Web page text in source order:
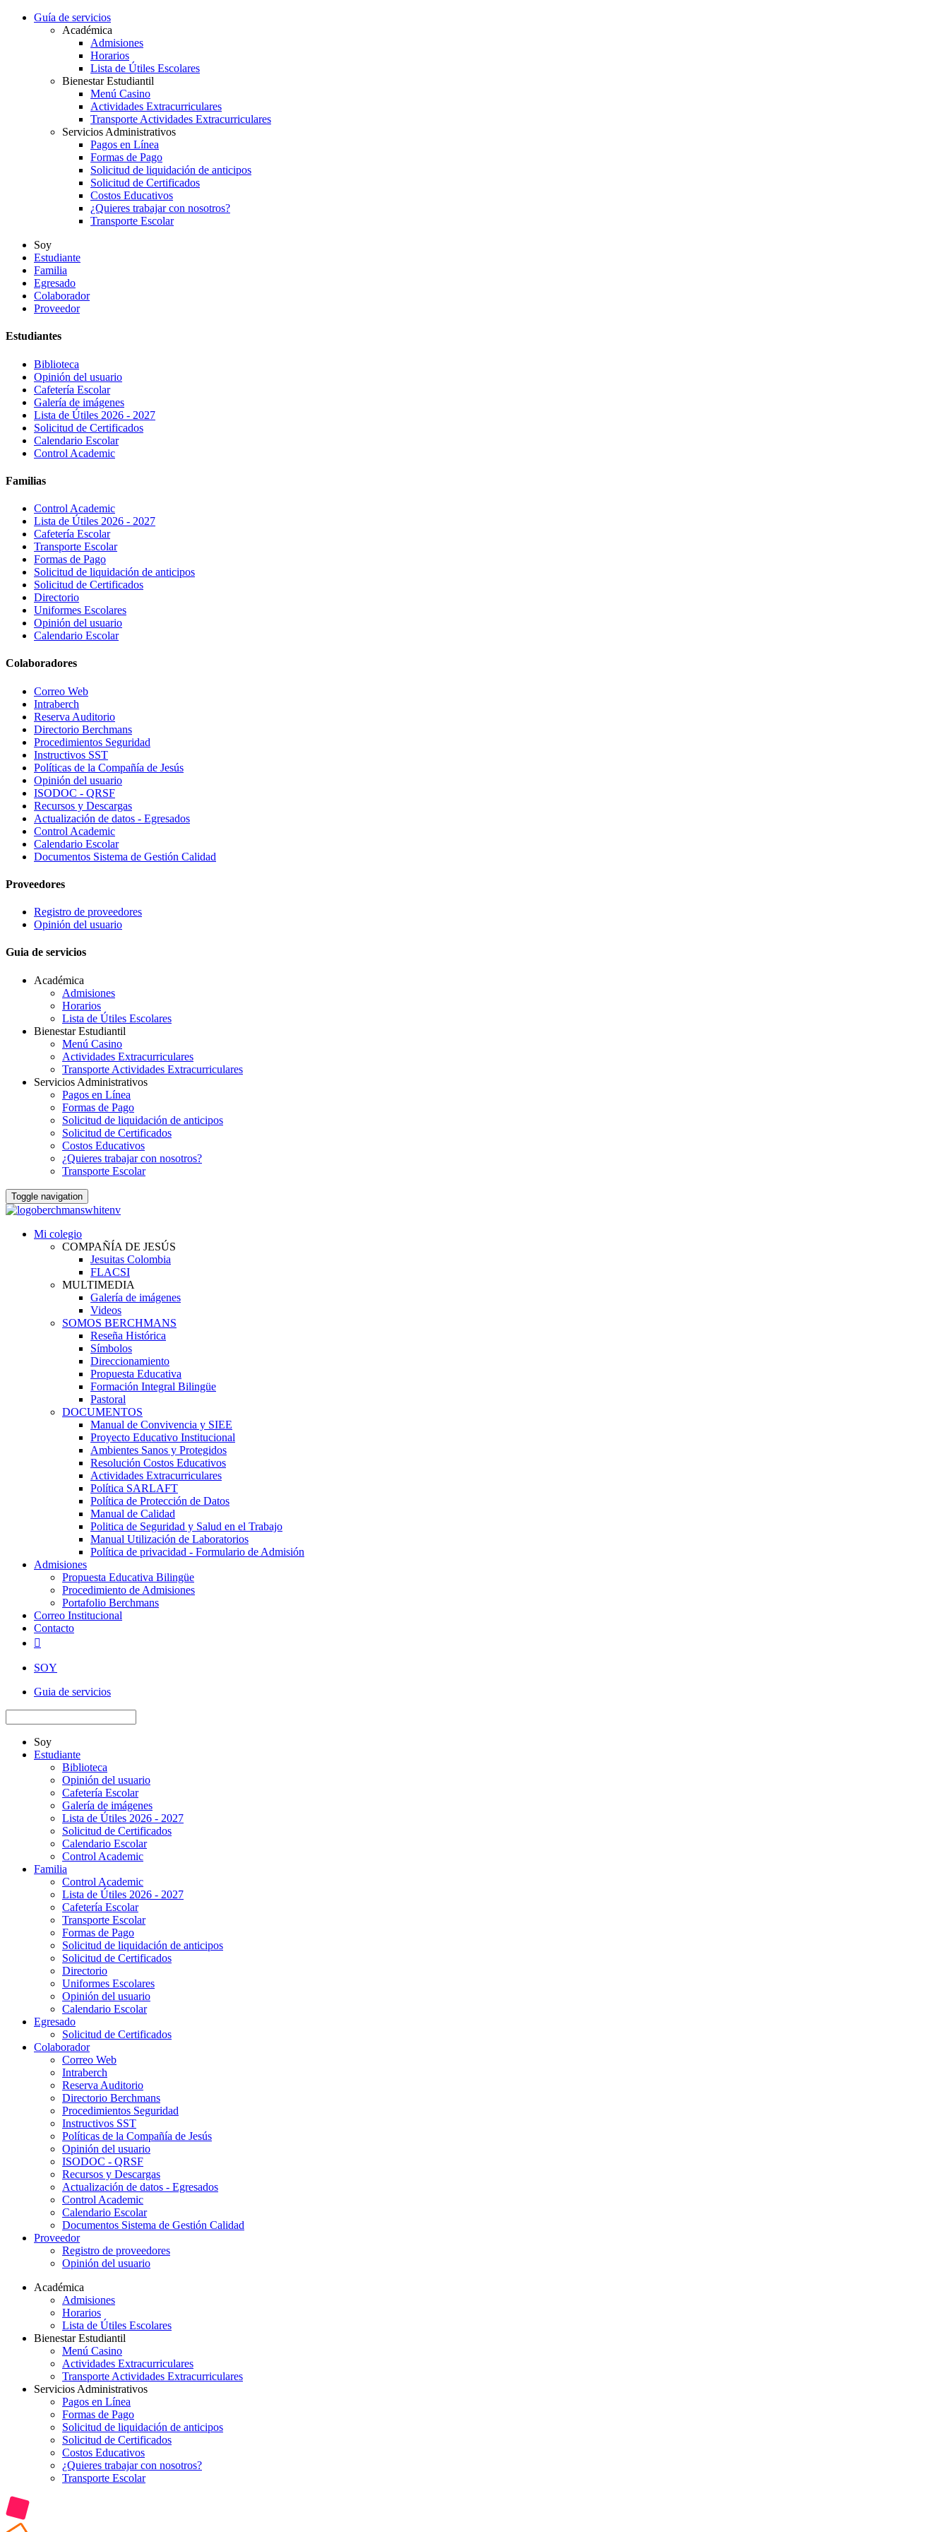
Guía de servicios
Académica
Admisiones
Horarios
Lista de Útiles Escolares
Bienestar Estudiantil
Menú Casino
Actividades Extracurriculares
Transporte Actividades Extracurriculares
Servicios Administrativos
Pagos en Línea
Formas de Pago
Solicitud de liquidación de anticipos
Solicitud de Certificados
Costos Educativos
¿Quieres trabajar con nosotros?
Transporte Escolar
Soy
Estudiante
Familia
Egresado
Colaborador
Proveedor
Estudiantes
Biblioteca
Opinión del usuario
Cafetería Escolar
Galería de imágenes
Lista de Útiles 2026 - 2027
Solicitud de Certificados
Calendario Escolar
Control Academic
Familias
Control Academic
Lista de Útiles 2026 - 2027
Cafetería Escolar
Transporte Escolar
Formas de Pago
Solicitud de liquidación de anticipos
Solicitud de Certificados
Directorio
Uniformes Escolares
Opinión del usuario
Calendario Escolar
Colaboradores
Correo Web
Intraberch
Reserva Auditorio
Directorio Berchmans
Procedimientos Seguridad
Instructivos SST
Políticas de la Compañía de Jesús
Opinión del usuario
ISODOC - QRSF
Recursos y Descargas
Actualización de datos - Egresados
Control Academic
Calendario Escolar
Documentos Sistema de Gestión Calidad
Proveedores
Registro de proveedores
Opinión del usuario
Guia de servicios
Académica
Admisiones
Horarios
Lista de Útiles Escolares
Bienestar Estudiantil
Menú Casino
Actividades Extracurriculares
Transporte Actividades Extracurriculares
Servicios Administrativos
Pagos en Línea
Formas de Pago
Solicitud de liquidación de anticipos
Solicitud de Certificados
Costos Educativos
¿Quieres trabajar con nosotros?
Transporte Escolar
Toggle navigation
Mi colegio
COMPAÑÍA DE JESÚS
Jesuitas Colombia
FLACSI
MULTIMEDIA
Galería de imágenes
Videos
SOMOS BERCHMANS
Reseña Histórica
Símbolos
Direccionamiento
Propuesta Educativa
Formación Integral Bilingüe
Pastoral
DOCUMENTOS
Manual de Convivencia y SIEE
Proyecto Educativo Institucional
Ambientes Sanos y Protegidos
Resolución Costos Educativos
Actividades Extracurriculares
Política SARLAFT
Política de Protección de Datos
Manual de Calidad
Politica de Seguridad y Salud en el Trabajo
Manual Utilización de Laboratorios
Política de privacidad - Formulario de Admisión
Admisiones
Propuesta Educativa Bilingüe
Procedimiento de Admisiones
Portafolio Berchmans
Correo Institucional
Contacto

SOY
Guia de servicios
Soy
Estudiante
Biblioteca
Opinión del usuario
Cafetería Escolar
Galería de imágenes
Lista de Útiles 2026 - 2027
Solicitud de Certificados
Calendario Escolar
Control Academic
Familia
Control Academic
Lista de Útiles 2026 - 2027
Cafetería Escolar
Transporte Escolar
Formas de Pago
Solicitud de liquidación de anticipos
Solicitud de Certificados
Directorio
Uniformes Escolares
Opinión del usuario
Calendario Escolar
Egresado
Solicitud de Certificados
Colaborador
Correo Web
Intraberch
Reserva Auditorio
Directorio Berchmans
Procedimientos Seguridad
Instructivos SST
Políticas de la Compañía de Jesús
Opinión del usuario
ISODOC - QRSF
Recursos y Descargas
Actualización de datos - Egresados
Control Academic
Calendario Escolar
Documentos Sistema de Gestión Calidad
Proveedor
Registro de proveedores
Opinión del usuario
Académica
Admisiones
Horarios
Lista de Útiles Escolares
Bienestar Estudiantil
Menú Casino
Actividades Extracurriculares
Transporte Actividades Extracurriculares
Servicios Administrativos
Pagos en Línea
Formas de Pago
Solicitud de liquidación de anticipos
Solicitud de Certificados
Costos Educativos
¿Quieres trabajar con nosotros?
Transporte Escolar